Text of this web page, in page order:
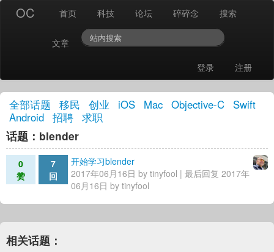
OC 首页 科技 论坛 碎碎念 搜索
文章
登录
注册
全部话题 移民 创业 iOS Mac Objective-C
Swift
Android 招聘 求职
话题：blender
0
赞
7
回
开始学习blender
2017年06月16日 by tinyfool | 最后回复 2017年
06月16日 by tinyfool
相关话题：